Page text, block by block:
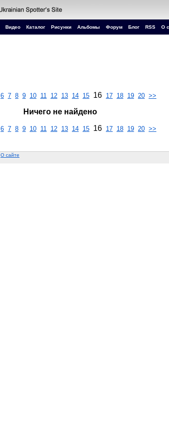
Видео Каталог Рисунки Альбомы Форум Блог RSS О
6 7 8 9 10 11 12 13 14 15 16 17 18 19 20 >>
Ничего не найдено
6 7 8 9 10 11 12 13 14 15 16 17 18 19 20 >>
О сайте